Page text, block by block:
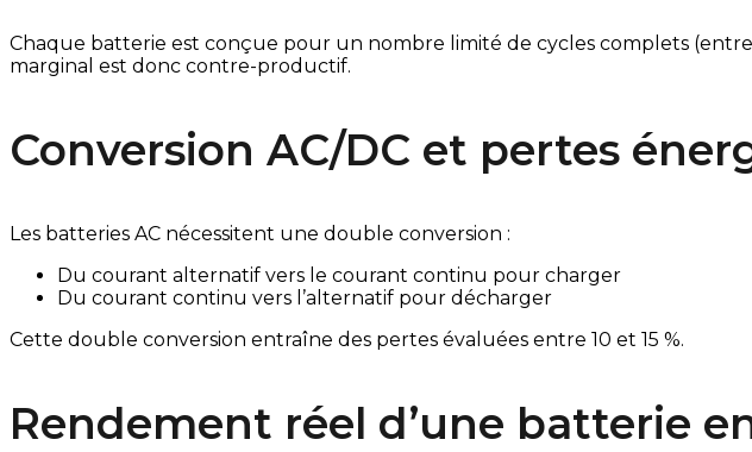
Chaque batterie est conçue pour un nombre limité de cycles complets
marginal est donc contre-productif.
Conversion AC/DC et pertes
Les batteries AC nécessitent une double conversion :
Du courant alternatif vers le courant continu pour charger
Du courant continu vers l’alternatif pour décharger
Cette double conversion entraîne des pertes évaluées entre 10 et 15 %.
Rendement réel d’une batterie